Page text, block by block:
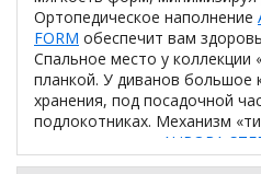
Ортопедическое наполнение
FORM обеспечит вам
Спальное место у коллекции
планкой. У диванов большое
хранения, под посадочной
подлокотниках. Механизм
AURORA
надежную раскладку дивана.